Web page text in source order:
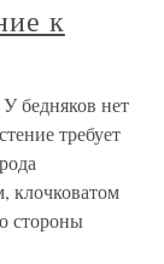
к
бедняков нет
требует
клочковатом
стороны